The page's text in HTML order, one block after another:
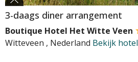
3-daags diner arrangement
Boutique Hotel Het Witte Veen
Witteveen , Nederland Bekijk hotel